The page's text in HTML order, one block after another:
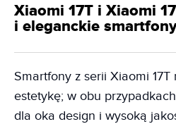
Xiaomi 17T i Xiaomi
i eleganckie
Smartfony z serii Xiaomi 17T
estetykę; w obu
dla oka design i wysoką